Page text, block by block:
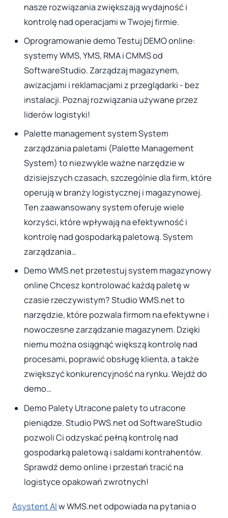
nasze rozwiązania zwiększają wydajność i
kontrolę nad operacjami w Twojej firmie.
Oprogramowanie demo Testuj DEMO online:
systemy WMS, YMS, RMA i CMMS od
SoftwareStudio. Zarządzaj magazynem,
awizacjami i reklamacjami z przeglądarki - bez
instalacji. Poznaj rozwiązania używane przez
liderów logistyki!
Palette management system System
zarządzania paletami (Palette Management
System) to niezwykle ważne narzędzie w
dzisiejszych czasach, szczególnie dla firm, które
operują w branży logistycznej i magazynowej.
Ten zaawansowany system oferuje wiele
korzyści, które wpływają na efektywność i
kontrolę nad gospodarką paletową. System
zarządzania…
Demo WMS.net przetestuj system magazynowy
online Chcesz kontrolować każdą paletę w
czasie rzeczywistym? Studio WMS.net to
narzędzie, które pozwala firmom na efektywne i
nowoczesne zarządzanie magazynem. Dzięki
niemu można osiągnąć większą kontrolę nad
procesami, poprawić obsługę klienta, a także
zwiększyć konkurencyjność na rynku. Wejdź do
demo…
Demo Palety Utracone palety to utracone
pieniądze. Studio PWS.net od SoftwareStudio
pozwoli Ci odzyskać pełną kontrolę nad
gospodarką paletową i saldami kontrahentów.
Sprawdź demo online i przestań tracić na
logistyce opakowań zwrotnych!
Asystent AIw WMS.net odpowiada na pytania o